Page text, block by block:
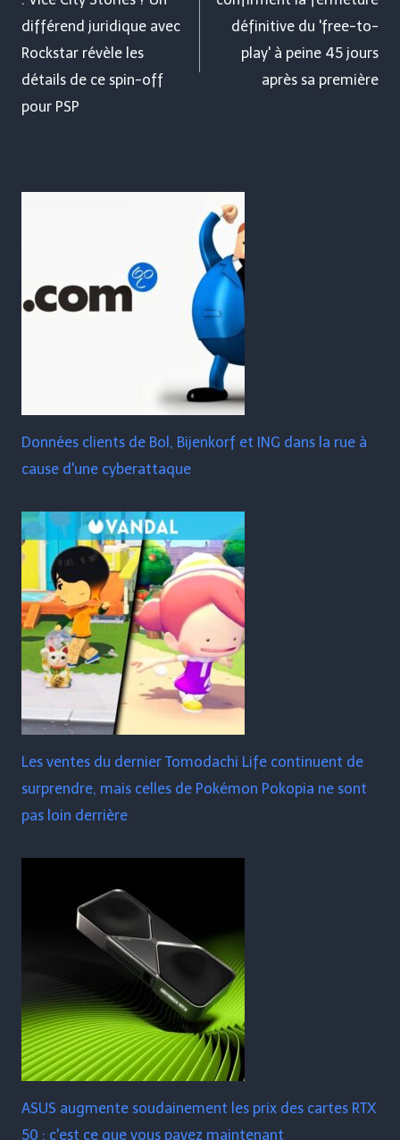
l’article
différend juridique avec
Rockstar révèle les
détails de ce spin-off
pour PSP
définitive du 'free-to-
play' à peine 45 jours
après sa première
Données clients de Bol, Bijenkorf et ING dans la rue à
cause d'une cyberattaque
Les ventes du dernier Tomodachi Life continuent de
surprendre, mais celles de Pokémon Pokopia ne sont
pas loin derrière
ASUS augmente soudainement les prix des cartes RTX
50 : c'est ce que vous payez maintenant